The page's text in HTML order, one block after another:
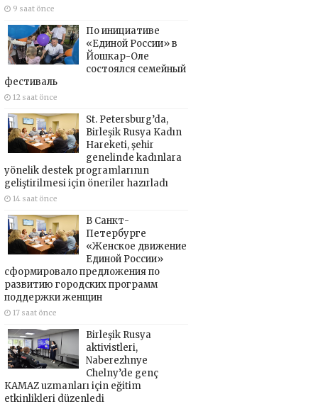
9 saat önce
По инициативе
«Единой России» в
Йошкар-Оле
состоялся семейный
фестиваль
12 saat önce
St. Petersburg’da,
Birleşik Rusya Kadın
Hareketi, şehir
genelinde kadınlara
yönelik destek programlarının
geliştirilmesi için öneriler hazırladı
14 saat önce
В Санкт-
Петербурге
«Женское движение
Единой России»
сформировало предложения по
развитию городских программ
поддержки женщин
17 saat önce
Birleşik Rusya
aktivistleri,
Naberezhnye
Chelny’de genç
KAMAZ uzmanları için eğitim
etkinlikleri düzenledi